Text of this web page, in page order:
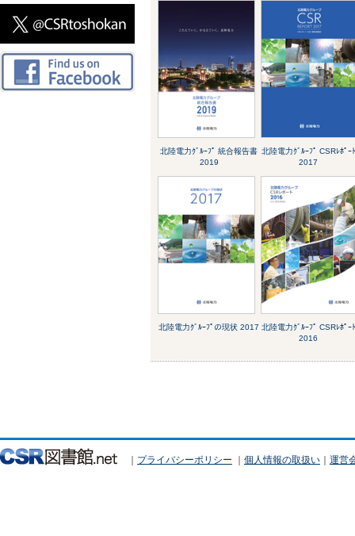
北陸電力ｸﾞﾙｰﾌﾟ 統合報告書
2019
北陸電力ｸﾞﾙｰﾌﾟ CSRﾚﾎﾟｰﾄ
2017
北陸電力ｸﾞﾙｰﾌﾟの現状 2017 北陸電力ｸﾞﾙｰﾌﾟ CSRﾚﾎﾟｰﾄ
2016
｜ プライバシーポリシー ｜ 個人情報の取扱い ｜ 運営